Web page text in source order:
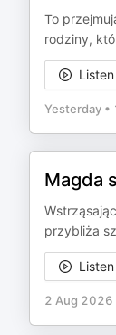
To
rodziny,
Listen
Yesterday •
Magda
przybliża
Listen
2 Aug 2026